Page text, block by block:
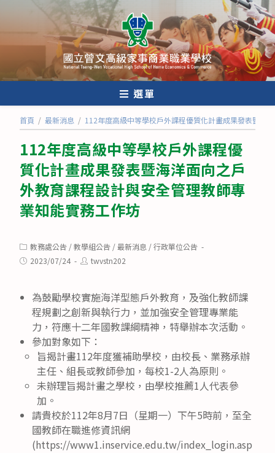
內
選單
首頁 / 最新消息 / 112年度高級中等學校戶外課程優質化計畫成果發表暨海
112年度高級中等學校戶外課程優
質化計畫成果發表暨海洋面向之戶
外教育課程設計與安全管理教師專
業知能實務工作坊
Post
category:
教務處公告 /教學組公告 /最新消息 /行政單位公告
Post2023/07/24
Posttwvstn202
為鼓勵學校實施海洋型態戶外教育，及強化教師課
程規劃之創新與執行力，並加強安全管理專業能
力，符應十二年國教課綱精神，特舉辦本次活動。
參加對象如下：
旨揭計畫112年度獲補助學校，由校長、業務承辦
主任、組長或教師參加，每校1-2人為原則。
未辦理旨揭計畫之學校，由學校推薦1人代表參
加。
請貴校於112年8月7日（星期一）下午5時前，至全
國教師在職進修資訊網
(https://www1.inservice.edu.tw/index_login.asp